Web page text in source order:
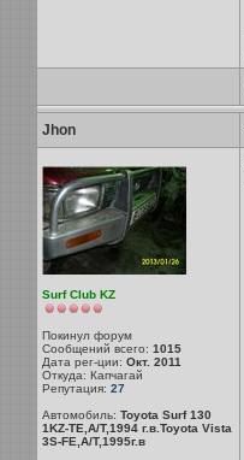
Jhon
Surf Club KZ
Покинул форум
Сообщений всего: 1015
Дата рег-ции: Окт. 2011
Откуда: Капчагай
Репутация: 27
Автомобиль: Toyota Surf 130
1KZ-TE,A/T,1994 г.в.Toyota Vista
3S-FE,A/T,1995г.в